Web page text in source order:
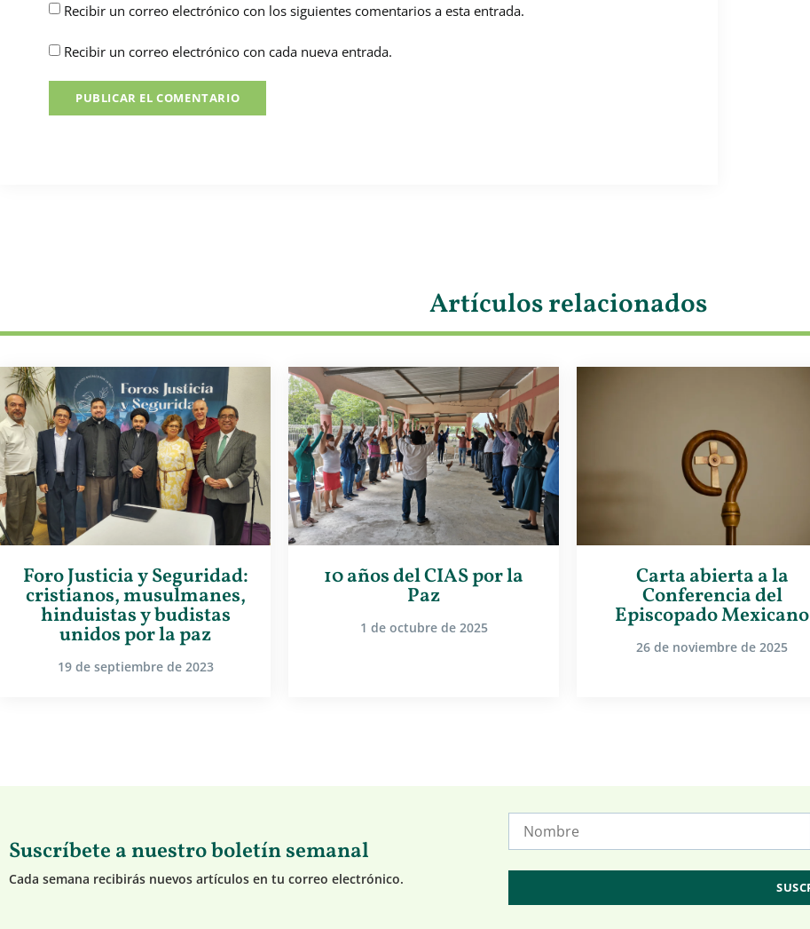
Recibir un correo electrónico con los siguientes comentarios a esta entrada.
Recibir un correo electrónico con cada nueva entrada.
Artículos relacionados
Foro Justicia y Seguridad:
cristianos, musulmanes,
hinduistas y budistas
unidos por la paz
19 de septiembre de 2023
10 años del CIAS por la
Paz
1 de octubre de 2025
Carta abierta a la
Conferencia del
Episcopado Mexicano
26 de noviembre de 2025
Suscríbete a nuestro boletín semanal
Cada semana recibirás nuevos artículos en tu correo electrónico.